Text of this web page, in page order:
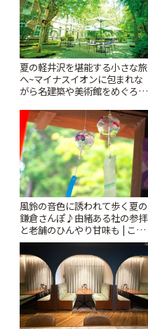
夏の軽井沢を堪能する小さな旅
へ~マイナスイオンに包まれな
がら名建築や美術館をめぐろう
風鈴の音色に誘われて歩く夏の
鎌倉さんぽ♪由緒ある社の参拝
と老舗のひんやり甘味も | こと
りっぷ